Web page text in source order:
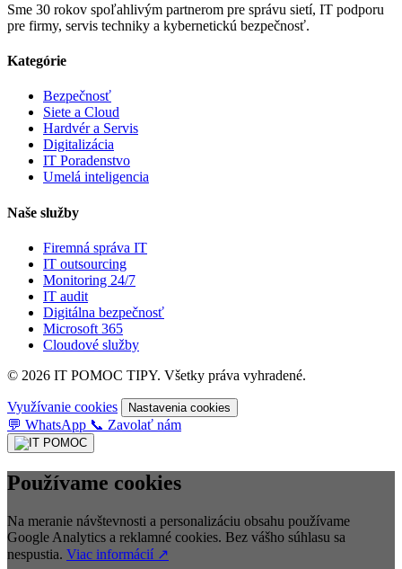
Sme 30 rokov spoľahlivým partnerom pre správu sietí, IT podporu
pre firmy, servis techniky a kybernetickú bezpečnosť.
Kategórie
Bezpečnosť
Siete a Cloud
Hardvér a Servis
Digitalizácia
IT Poradenstvo
Umelá inteligencia
Naše služby
Firemná správa IT
IT outsourcing
Monitoring 24/7
IT audit
Digitálna bezpečnosť
Microsoft 365
Cloudové služby
© 2026 IT POMOC TIPY. Všetky práva vyhradené.
Využívanie cookies Nastavenia cookies
💬 WhatsApp 📞 Zavolať nám
Používame cookies
Na meranie návštevnosti a personalizáciu obsahu používame
Google Analytics a reklamné cookies. Bez vášho súhlasu sa
nespustia. Viac informácií ↗